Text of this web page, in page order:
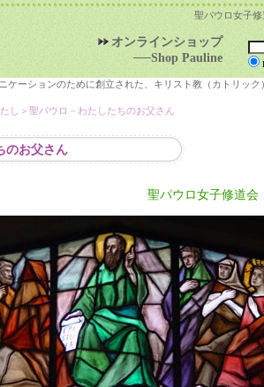
聖パウロ女子
オンラインショップ
──Shop Pauline
ーションのために創立された、キリスト教（カトリック
し＞聖パウロ－わたしたちのお父さん
のお父さん
聖パウロ女子修道